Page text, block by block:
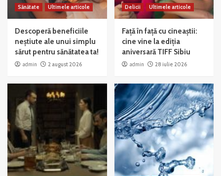
Sănătate Ultimele articole
Descoperă beneficiile
neștiute ale unui simplu
sărut pentru sănătatea ta!
admin 2 august 2026
Delicii Ultimele articole
Față în față cu cineaștii:
cine vine la ediția
aniversară TIFF Sibiu
admin 28 iulie 2026